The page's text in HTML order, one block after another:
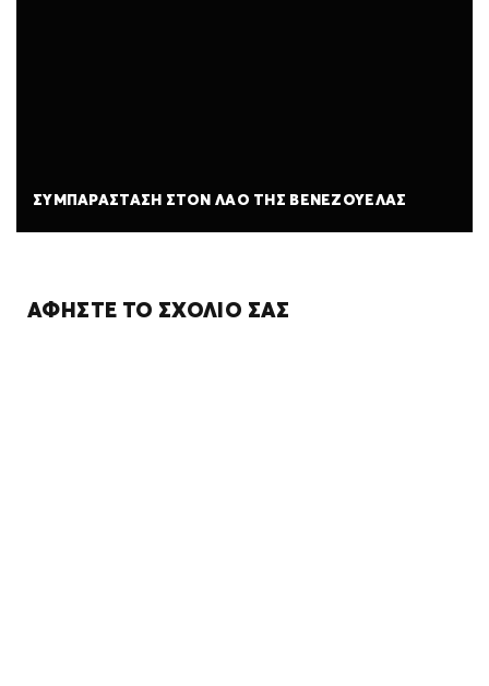
ΣΥΜΠΑΡΆΣΤΑΣΗ ΣΤΟΝ ΛΑΌ ΤΗΣ ΒΕΝΕΖΟΥΈΛΑΣ
ΑΦΉΣΤΕ ΤΟ ΣΧΌΛΙΌ ΣΑΣ